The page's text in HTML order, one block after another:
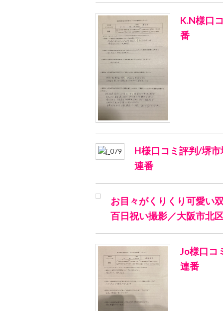
K.N様口
番
H様口コミ評判/堺
連番
お目々がくりくり可愛い
百日祝い撮影／大阪市北
Jo様口コ
連番